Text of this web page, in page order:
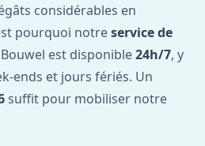
considérables en
pourquoi notreservice de
est disponible24h/7, y
ends et jours fériés. Un
suffit pour mobiliser notre